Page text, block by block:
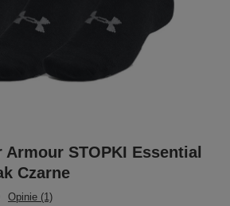
Armour STOPKI Essential
Czarne
Opinie (1)